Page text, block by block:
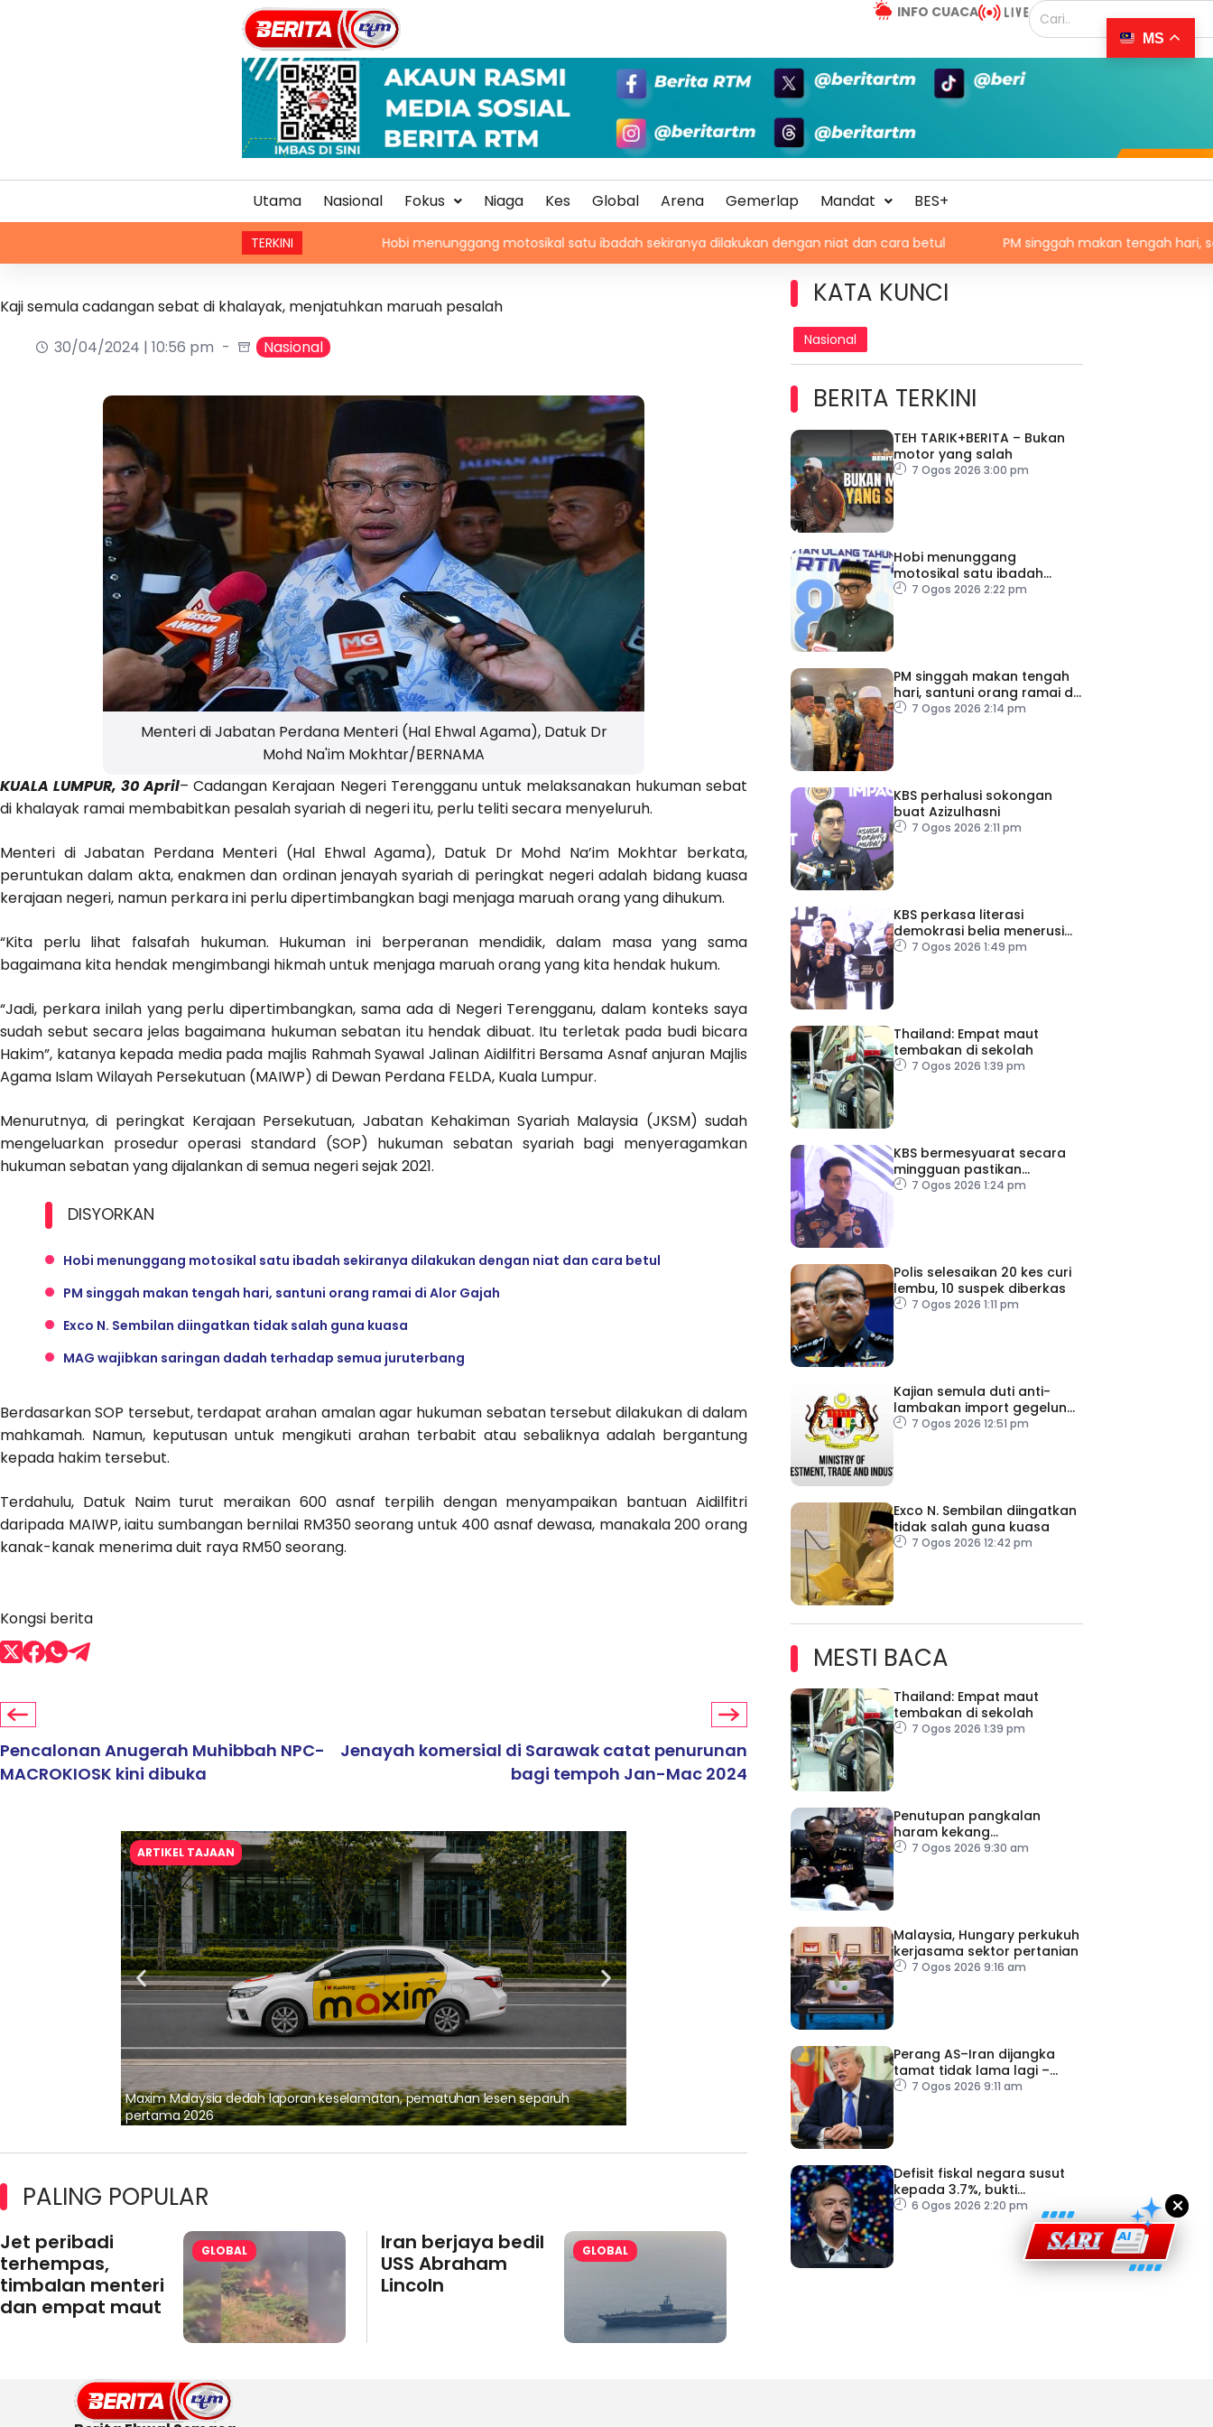
INFO CUACA
Utama Nasional Fokus Niaga Kes Global Arena Gemerlap Mandat BES+
TERKINI Hobi menunggang motosikal satu ibadah sekiranya dilakukan dengan niat dan cara betul PM singgah makan tengah hari, santuni orang
Kaji semula cadangan sebat di khalayak, menjatuhkan maruah pesalah
30/04/2024 | 10:56 pm
Nasional
Menteri di Jabatan Perdana Menteri (Hal Ehwal Agama), Datuk Dr
Mohd Na'im Mokhtar/BERNAMA
KUALA LUMPUR, 30 April– Cadangan Kerajaan Negeri Terengganu untuk melaksanakan hukuman sebat
di khalayak ramai membabitkan pesalah syariah di negeri itu, perlu teliti secara menyeluruh.
Menteri di Jabatan Perdana Menteri (Hal Ehwal Agama), Datuk Dr Mohd Na’im Mokhtar berkata,
peruntukan dalam akta, enakmen dan ordinan jenayah syariah di peringkat negeri adalah bidang kuasa
kerajaan negeri, namun perkara ini perlu dipertimbangkan bagi menjaga maruah orang yang dihukum.
“Kita perlu lihat falsafah hukuman. Hukuman ini berperanan mendidik, dalam masa yang sama
bagaimana kita hendak mengimbangi hikmah untuk menjaga maruah orang yang kita hendak hukum.
“Jadi, perkara inilah yang perlu dipertimbangkan, sama ada di Negeri Terengganu, dalam konteks saya
sudah sebut secara jelas bagaimana hukuman sebatan itu hendak dibuat. Itu terletak pada budi bicara
Hakim”, katanya kepada media pada majlis Rahmah Syawal Jalinan Aidilfitri Bersama Asnaf anjuran Majlis
Agama Islam Wilayah Persekutuan (MAIWP) di Dewan Perdana FELDA, Kuala Lumpur.
Menurutnya, di peringkat Kerajaan Persekutuan, Jabatan Kehakiman Syariah Malaysia (JKSM) sudah
mengeluarkan prosedur operasi standard (SOP) hukuman sebatan syariah bagi menyeragamkan
hukuman sebatan yang dijalankan di semua negeri sejak 2021.
DISYORKAN
Hobi menunggang motosikal satu ibadah sekiranya dilakukan dengan niat dan cara betul
PM singgah makan tengah hari, santuni orang ramai di Alor Gajah
Exco N. Sembilan diingatkan tidak salah guna kuasa
MAG wajibkan saringan dadah terhadap semua juruterbang
Berdasarkan SOP tersebut, terdapat arahan amalan agar hukuman sebatan tersebut dilakukan di dalam
mahkamah. Namun, keputusan untuk mengikuti arahan terbabit atau sebaliknya adalah bergantung
kepada hakim tersebut.
Terdahulu, Datuk Naim turut meraikan 600 asnaf terpilih dengan menyampaikan bantuan Aidilfitri
daripada MAIWP, iaitu sumbangan bernilai RM350 seorang untuk 400 asnaf dewasa, manakala 200 orang
kanak-kanak menerima duit raya RM50 seorang.
Kongsi berita
Pencalonan Anugerah Muhibbah NPC-
MACROKIOSK kini dibuka
Jenayah komersial di Sarawak catat penurunan
bagi tempoh Jan-Mac 2024
ARTIKEL TAJAAN
Maxim Malaysia dedah laporan keselamatan, pematuhan lesen separuh
pertama 2026
Ajinomoto (Malaysia) Berhad Perkasa SCORE Marathon 2026 Melalui Kerjasama
aminoVITAL® Bersama Pempengaruh Larian Antarabangsa
PALING POPULAR
Jet peribadi
terhempas,
timbalan menteri
dan empat maut
GLOBAL
Iran berjaya bedil
USS Abraham
Lincoln
GLOBAL
KATA KUNCI
Nasional
BERITA TERKINI
TEH TARIK+BERITA – Bukan
motor yang salah
7 Ogos 2026 3:00 pm
Hobi menunggang
motosikal satu ibadah
sekiranya dilakukan dengan
7 Ogos 2026 2:22 pm
PM singgah makan tengah
hari, santuni orang ramai di
Alor Gajah
7 Ogos 2026 2:14 pm
KBS perhalusi sokongan
buat Azizulhasni
7 Ogos 2026 2:11 pm
KBS perkasa literasi
demokrasi belia menerusi
Bulan Rakan Demokrasi
7 Ogos 2026 1:49 pm
Thailand: Empat maut
tembakan di sekolah
7 Ogos 2026 1:39 pm
KBS bermesyuarat secara
mingguan pastikan
persiapan F1 lancar
7 Ogos 2026 1:24 pm
Polis selesaikan 20 kes curi
lembu, 10 suspek diberkas
7 Ogos 2026 1:11 pm
Kajian semula duti anti-
lambakan import gegelung
keluli dilaksana
7 Ogos 2026 12:51 pm
Exco N. Sembilan diingatkan
tidak salah guna kuasa
7 Ogos 2026 12:42 pm
MESTI BACA
Thailand: Empat maut
tembakan di sekolah
7 Ogos 2026 1:39 pm
Penutupan pangkalan
haram kekang
penyeludupan di Kelantan
7 Ogos 2026 9:30 am
Malaysia, Hungary perkukuh
kerjasama sektor pertanian
7 Ogos 2026 9:16 am
Perang AS–Iran dijangka
tamat tidak lama lagi –
Trump
7 Ogos 2026 9:11 am
Defisit fiskal negara susut
kepada 3.7%, bukti
keyakinan pelabur masih
6 Ogos 2026 2:20 pm ×
MS